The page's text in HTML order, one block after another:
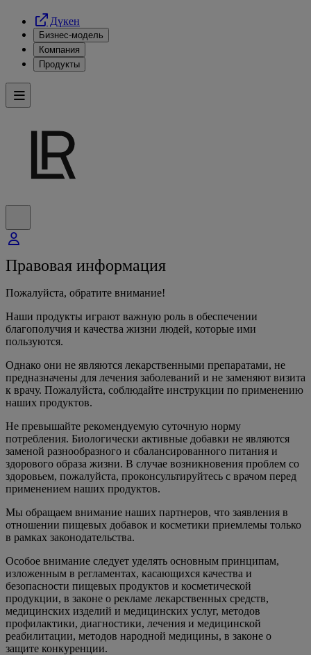
Дүкен
Бизнес-модель
Компания
Продукты
Правовая информация
Пожалуйста, обратите внимание!
Наши продукты играют важную роль в обеспечении
благополучия и качества жизни людей, которые ими
пользуются.
Однако они не являются лекарственными препаратами, не
предназначены для лечения заболеваний и не заменяют визита
к врачу. Пожалуйста, соблюдайте инструкции по применению
наших продуктов.
Не превышайте рекомендуемую суточную норму
потребления. Биологически активные добавки не являются
заменой разнообразного и сбалансированного питания и
здорового образа жизни. В случае возникновения проблем со
здоровьем, пожалуйста, проконсультируйтесь с врачом перед
применением наших продуктов.
Мы обращаем внимание наших партнеров, что заявления в
отношении пищевых добавок и косметики приемлемы только
в рамках законодательства.
Особое внимание следует уделять основным принципам,
изложенным в регламентах, касающихся качества и
безопасности пищевых продуктов и косметической
продукции, в законе о рекламе лекарственных средств,
медицинских изделий и медицинских услуг, методов
профилактики, диагностики, лечения и медицинской
реабилитации, методов народной медицины, в законе о
защите конкуренции.